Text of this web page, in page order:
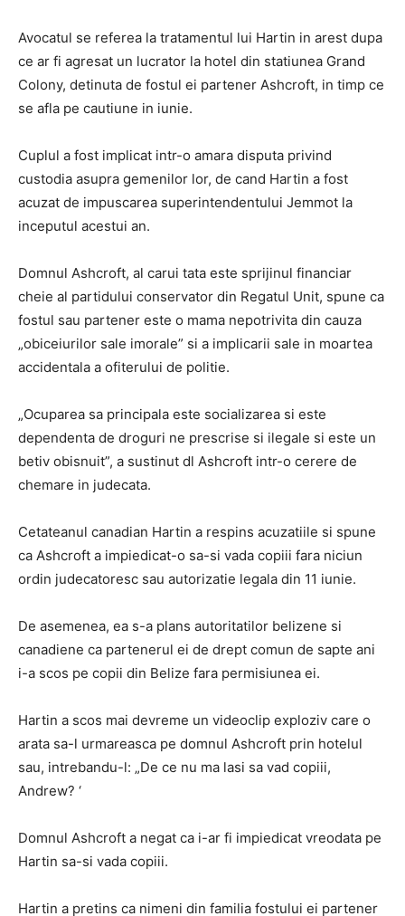
Avocatul se referea la tratamentul lui Hartin in arest dupa
ce ar fi agresat un lucrator la hotel din statiunea Grand
Colony, detinuta de fostul ei partener Ashcroft, in timp ce
se afla pe cautiune in iunie.
Cuplul a fost implicat intr-o amara disputa privind
custodia asupra gemenilor lor, de cand Hartin a fost
acuzat de impuscarea superintendentului Jemmot la
inceputul acestui an.
Domnul Ashcroft, al carui tata este sprijinul financiar
cheie al partidului conservator din Regatul Unit, spune ca
fostul sau partener este o mama nepotrivita din cauza
„obiceiurilor sale imorale” si a implicarii sale in moartea
accidentala a ofiterului de politie.
„Ocuparea sa principala este socializarea si este
dependenta de droguri ne prescrise si ilegale si este un
betiv obisnuit”, a sustinut dl Ashcroft intr-o cerere de
chemare in judecata.
Cetateanul canadian Hartin a respins acuzatiile si spune
ca Ashcroft a impiedicat-o sa-si vada copiii fara niciun
ordin judecatoresc sau autorizatie legala din 11 iunie.
De asemenea, ea s-a plans autoritatilor belizene si
canadiene ca partenerul ei de drept comun de sapte ani
i-a scos pe copii din Belize fara permisiunea ei.
Hartin a scos mai devreme un videoclip exploziv care o
arata sa-l urmareasca pe domnul Ashcroft prin hotelul
sau, intrebandu-l: „De ce nu ma lasi sa vad copiii,
Andrew? ‘
Domnul Ashcroft a negat ca i-ar fi impiedicat vreodata pe
Hartin sa-si vada copiii.
Hartin a pretins ca nimeni din familia fostului ei partener